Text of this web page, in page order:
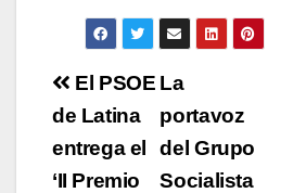
Navegación
de
entradas
La
portavoz
del Grupo
Socialista
El PSOE
de Latina
entrega el
‘II Premio